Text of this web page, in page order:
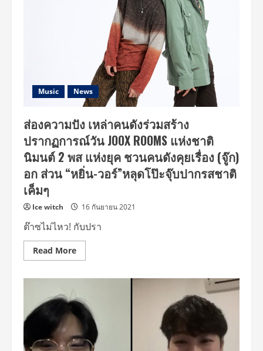
Music News
ส่องความปัง เหล่าคนดังร่วมสร้าง
ปรากฏการณ์วัน JOOX ROOMS แห่งชาติ
นิมนต์ 2 พส แห่งยุค ชวนคนดังคุยเรื่อง (จู๊ก)
อก ส่วน “หยิ่น-วอร์”หลุดโป๊ะจุ๊บปากรสชาติ
เค็มๆ
Ice witch 16 กันยายน 2021
ต๊าซไม่ไหว! กับปรา
Read MoreRead
more
เหล่า
คน
ดัง
ร่วม
สร้าง
ปรากฏการณ์
วัน